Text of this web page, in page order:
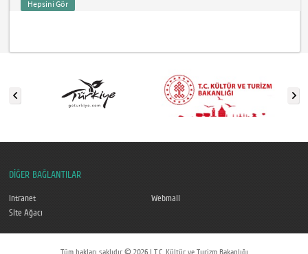
Hepsini Gör
DİĞER BAĞLANTILAR
Intranet
Webmail
Site Ağacı
Tüm hakları saklıdır © 2026 | T.C. Kültür ve Turizm Bakanlığı